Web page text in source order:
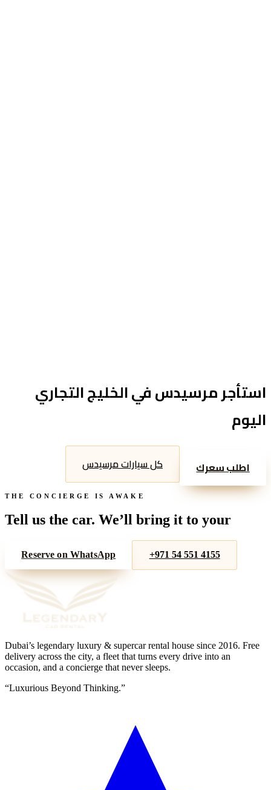
استأجرمرسيدسفيالخليج التجاري
اليوم
اطلب سعرك كل سياراتمرسيدس
THE CONCIERGE IS AWAKE
Tell us the car. We’ll bring it to your
Reserve on WhatsApp +971 54 551 4155
Dubai’s legendary luxury & supercar rental house since 2016. Free
delivery across the city, a fleet that turns every drive into an
occasion, and a concierge that never sleeps.
“Luxurious Beyond Thinking.”